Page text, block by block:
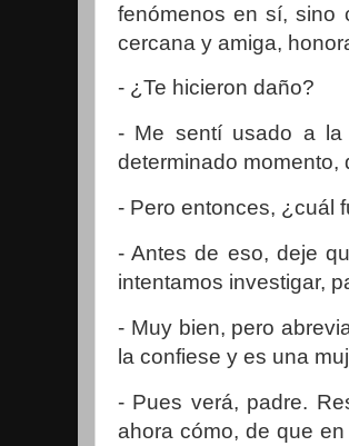
fenómenos en sí, sino
cercana y amiga,
- ¿Te hicieron daño?
- Me sentí usado a la
determinado momento,
- Pero entonces, ¿cuál
- Antes de eso, deje
intentamos investigar,
- Muy bien, pero
la confiese y es una
- Pues verá, padre.
ahora cómo, de que